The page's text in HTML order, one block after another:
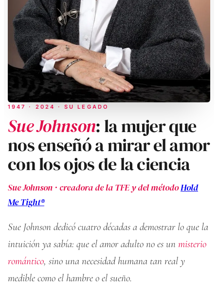
1947 · 2024 · SU LEGADO
Sue Johnson: la mujer que
nos enseñó a mirar el amor
con los ojos de la ciencia
Sue Johnson · creadora de la TFE y del métodoHold
Me Tight®
Sue Johnson dedicó cuatro décadas a demostrar lo que la
intuición ya sabía: que el amor adulto no es un misterio
romántico, sino una necesidad humana tan real y
medible como el hambre o el sueño.